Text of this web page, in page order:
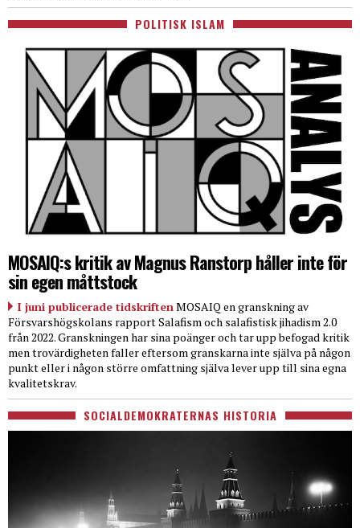
POLITISK ISLAM
MOSAIQ:s kritik av Magnus Ranstorp håller inte för
sin egen måttstock
I juni publicerade tidskriftenMOSAIQ en granskning av
Försvarshögskolans rapport Salafism och salafistisk jihadism 2.0
från 2022. Granskningen har sina poänger och tar upp befogad kritik
men trovärdigheten faller eftersom granskarna inte själva på någon
punkt eller i någon större omfattning själva lever upp till sina egna
kvalitetskrav.
SOCIALDEMOKRATERNAS HISTORIA